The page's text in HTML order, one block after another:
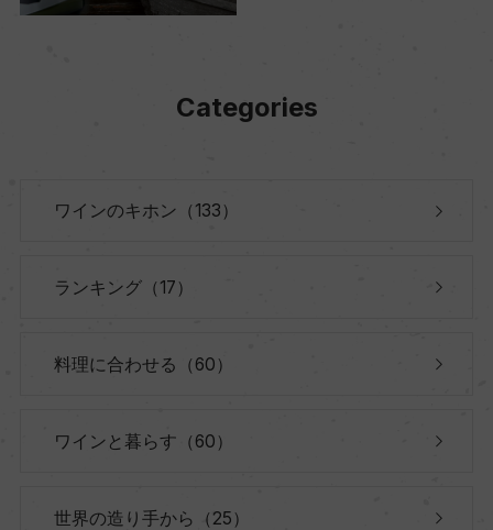
Categories
ワインのキホン（133）
ランキング（17）
料理に合わせる（60）
ワインと暮らす（60）
世界の造り手から（25）